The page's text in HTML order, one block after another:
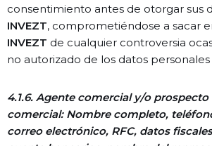
consentimiento antes de otorgar sus
INVEZT, comprometiéndose a sacar
INVEZT de cualquier controversia
no autorizado de los datos
4.1.6. Agente comercial y/o prospecto
comercial: Nombre completo,
correo electrónico, RFC, datos